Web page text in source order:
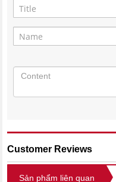
Customer Reviews
Sản phẩm liên quan